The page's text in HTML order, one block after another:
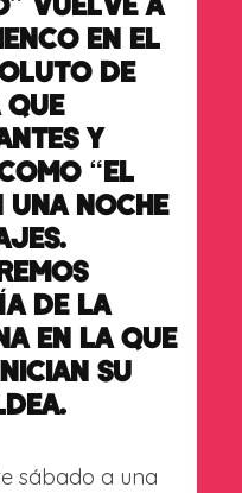
EN EL
DE
QUE
Y
“EL
UNA NOCHE
DE LA
EN LA QUE
SU
sábado a una